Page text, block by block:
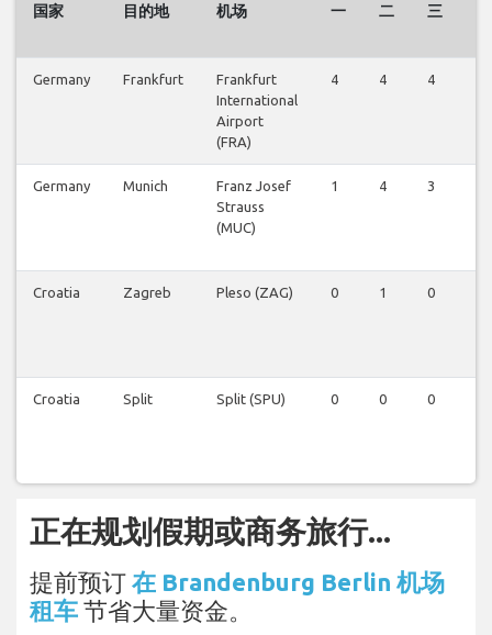
国家 目的地 机场 一 二 三
Germany Frankfurt
Frankfurt
International
Airport
(FRA)
4 4 4
Germany Munich
Franz Josef
Strauss
(MUC)
1 4 3
Croatia Zagreb Pleso (ZAG) 0 1 0
Croatia Split Split (SPU) 0 0 0
正在规划假期或商务旅行...
提前预订 在 Brandenburg Berlin 机场
租车 节省大量资金。